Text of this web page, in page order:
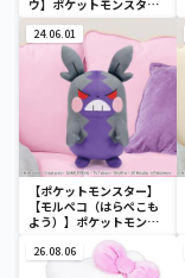
ウ】ポケットモンスタ
ー ミニスクエアポーチ
24.06.01
【ポケットモンスター】
【モルペコ（はらぺこも
よう）】ポケットモンス
ター めちゃもふぐっとぬ
いぐるみ～モルペコ（は
らぺこもよう）～
26.08.06